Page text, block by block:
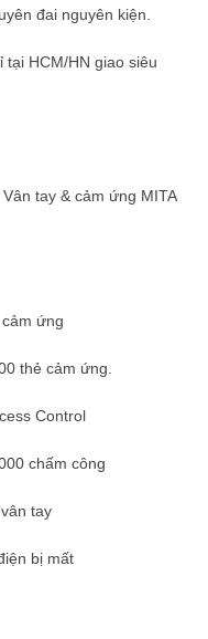
đai nguyên kiện.
HCM/HN giao siêu
tay & cảm ứng MITA
ứng
thẻ cảm ứng.
Control
chấm công
tay
bị mất